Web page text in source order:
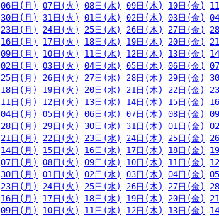
06日(月) 07日(火) 08日(水) 09日(木) 10日(金)
30日(月) 31日(火) 01日(水) 02日(木) 03日(金)
23日(月) 24日(火) 25日(水) 26日(木) 27日(金)
16日(月) 17日(火) 18日(水) 19日(木) 20日(金)
09日(月) 10日(火) 11日(水) 12日(木) 13日(金)
02日(月) 03日(火) 04日(水) 05日(木) 06日(金)
25日(月) 26日(火) 27日(水) 28日(木) 29日(金)
18日(月) 19日(火) 20日(水) 21日(木) 22日(金)
11日(月) 12日(火) 13日(水) 14日(木) 15日(金)
04日(月) 05日(火) 06日(水) 07日(木) 08日(金)
28日(月) 29日(火) 30日(水) 31日(木) 01日(金)
21日(月) 22日(火) 23日(水) 24日(木) 25日(金)
14日(月) 15日(火) 16日(水) 17日(木) 18日(金)
07日(月) 08日(火) 09日(水) 10日(木) 11日(金)
30日(月) 01日(火) 02日(水) 03日(木) 04日(金)
23日(月) 24日(火) 25日(水) 26日(木) 27日(金)
16日(月) 17日(火) 18日(水) 19日(木) 20日(金)
09日(月) 10日(火) 11日(水) 12日(木) 13日(金)